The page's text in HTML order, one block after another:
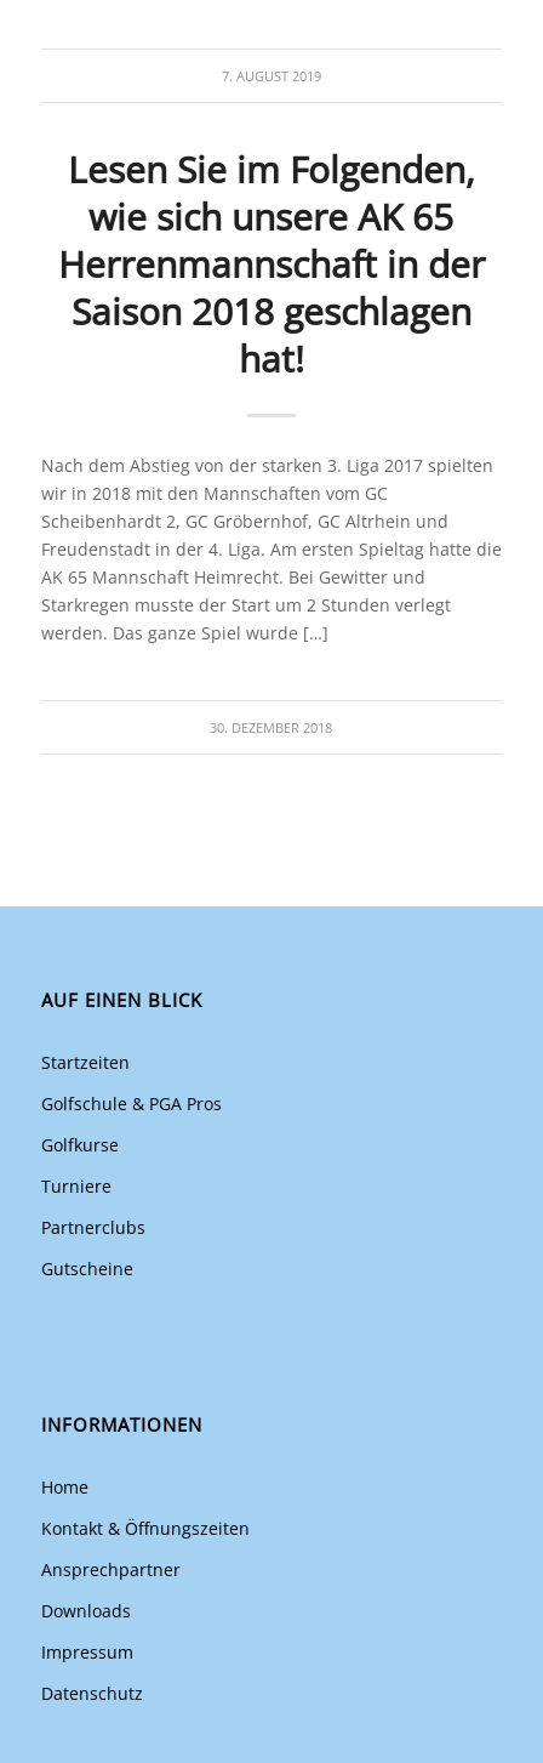
7. AUGUST 2019
Lesen Sie im Folgenden,
wie sich unsere AK 65
Herrenmannschaft in der
Saison 2018 geschlagen
hat!
Nach dem Abstieg von der starken 3. Liga 2017 spielten
wir in 2018 mit den Mannschaften vom GC
Scheibenhardt 2, GC Gröbernhof, GC Altrhein und
Freudenstadt in der 4. Liga. Am ersten Spieltag hatte die
AK 65 Mannschaft Heimrecht. Bei Gewitter und
Starkregen musste der Start um 2 Stunden verlegt
werden. Das ganze Spiel wurde […]
30. DEZEMBER 2018
AUF EINEN BLICK
Startzeiten
Golfschule & PGA Pros
Golfkurse
Turniere
Partnerclubs
Gutscheine
INFORMATIONEN
Home
Kontakt & Öffnungszeiten
Ansprechpartner
Downloads
Impressum
Datenschutz